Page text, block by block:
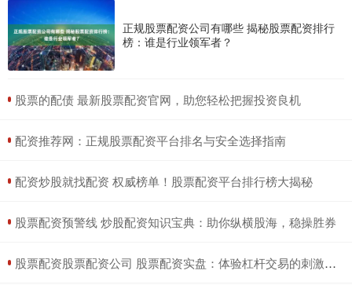
正规股票配资公司有哪些 揭秘股票配资排行
榜：谁是行业领军者？
​股票的配债 最新股票配资官网，助您轻松把握投资良机
​配资推荐网：正规股票配资平台排名与安全选择指南
​配资炒股就找配资 权威榜单！股票配资平台排行榜大揭秘
​股票配资预警线 炒股配资知识宝典：助你纵横股海，稳操胜券
​股票配资股票配资公司 股票配资实盘：体验杠杆交易的刺激与风险